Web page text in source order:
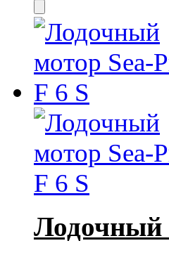
Лодочный